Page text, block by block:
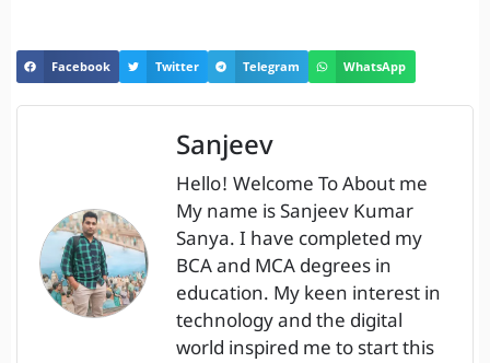
Facebook Twitter Telegram WhatsApp
Sanjeev
Hello! Welcome To About me
My name is Sanjeev Kumar
Sanya. I have completed my
BCA and MCA degrees in
education. My keen interest in
technology and the digital
world inspired me to start this